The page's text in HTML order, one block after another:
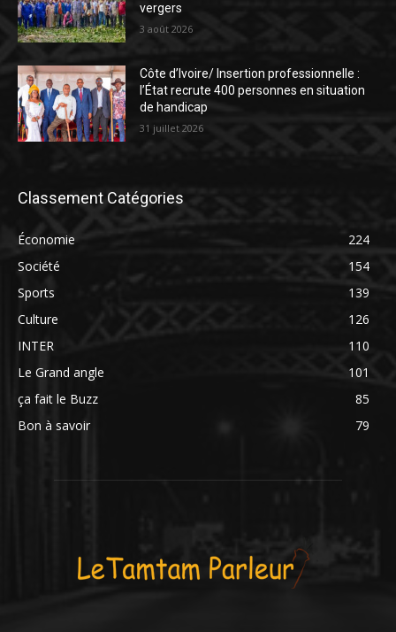
vergers
3 août 2026
Côte d’Ivoire/ Insertion professionnelle :
l’État recrute 400 personnes en situation
de handicap
31 juillet 2026
Classement Catégories
Économie
224
Société
154
Sports
139
Culture
126
INTER
110
Le Grand angle
101
ça fait le Buzz
85
Bon à savoir
79